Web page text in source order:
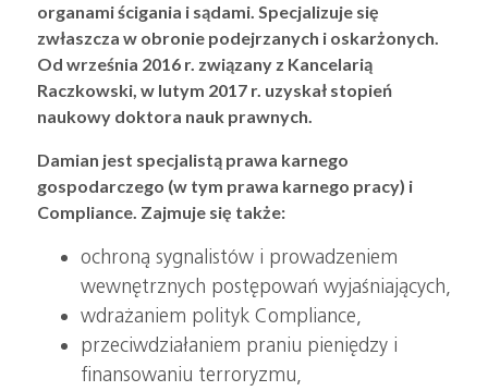
organami ścigania i sądami. Specjalizuje się
zwłaszcza w obronie podejrzanych i oskarżonych.
Od września 2016 r. związany z Kancelarią
Raczkowski, w lutym 2017 r. uzyskał stopień
naukowy doktora nauk prawnych.
Damian jest specjalistą prawa karnego
gospodarczego (w tym prawa karnego pracy) i
Compliance. Zajmuje się także:
ochroną sygnalistów i prowadzeniem
wewnętrznych postępowań wyjaśniających,
wdrażaniem polityk Compliance,
przeciwdziałaniem praniu pieniędzy i
finansowaniu terroryzmu,